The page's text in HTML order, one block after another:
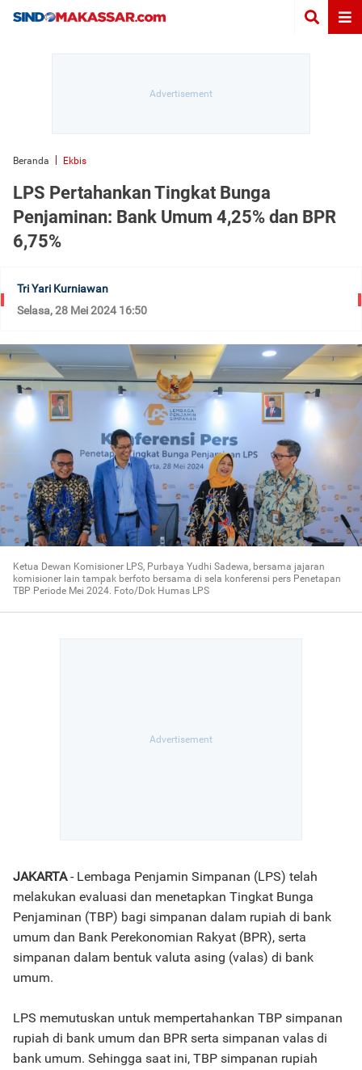
Beranda Ekbis
LPS Pertahankan Tingkat Bunga
Penjaminan: Bank Umum 4,25% dan BPR
6,75%
Tri Yari Kurniawan
Selasa, 28 Mei 2024 16:50
Ketua Dewan Komisioner LPS, Purbaya Yudhi Sadewa, bersama jajaran
komisioner lain tampak berfoto bersama di sela konferensi pers Penetapan
TBP Periode Mei 2024. Foto/Dok Humas LPS
JAKARTA- Lembaga Penjamin Simpanan (LPS) telah
melakukan evaluasi dan menetapkan Tingkat Bunga
Penjaminan (TBP) bagi simpanan dalam rupiah di bank
umum dan Bank Perekonomian Rakyat (BPR), serta
simpanan dalam bentuk valuta asing (valas) di bank
umum.
LPS memutuskan untuk mempertahankan TBP simpanan
rupiah di bank umum dan BPR serta simpanan valas di
bank umum. Sehingga saat ini, TBP simpanan rupiah